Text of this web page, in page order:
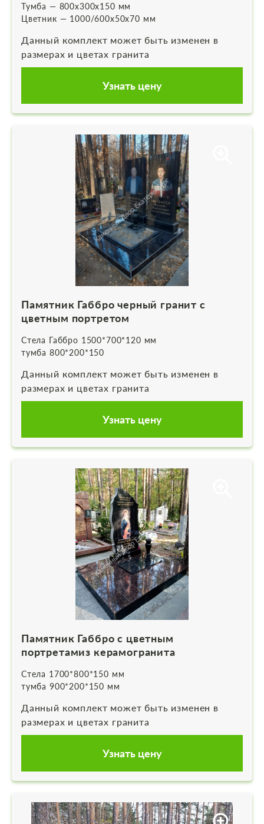
Тумба — 800х300х150 мм
Цветник — 1000/600х50х70 мм
Данный комплект может быть изменен в
размерах и цветах гранита
Узнать цену
Памятник Габбро черный гранит с
цветным портретом
Стела Габбро 1500*700*120 мм
тумба 800*200*150
Данный комплект может быть изменен в
размерах и цветах гранита
Узнать цену
Памятник Габбро с цветным
портретамиз керамогранита
Стела 1700*800*150 мм
тумба 900*200*150 мм
Данный комплект может быть изменен в
размерах и цветах гранита
Узнать цену